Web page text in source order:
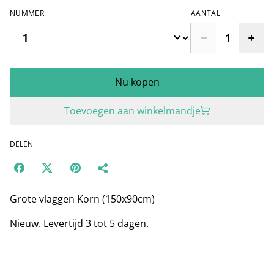
NUMMER AANTAL
Nu kopen
Toevoegen aan winkelmandje
DELEN
Grote vlaggen Korn (150x90cm)
Nieuw. Levertijd 3 tot 5 dagen.